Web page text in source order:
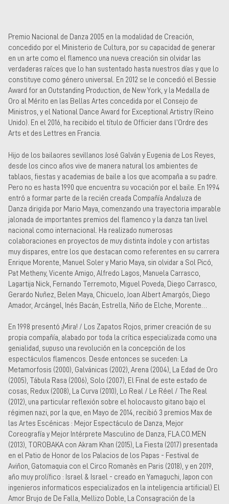
Premio Nacional de Danza 2005 en la modalidad de Creación,
concedido por el Ministerio de Cultura, por su capacidad de generar
en un arte como el flamenco una nueva creación sin olvidar las
verdaderas raíces que lo han sustentado hasta nuestros días y que lo
constituye como género universal. En 2012 se le concedió el Bessie
Award for an Outstanding Production, de New York, y la Medalla de
Oro al Mérito en las Bellas Artes concedida por el Consejo de
Ministros, y el National Dance Award for Exceptional Artistry (Reino
Unido). En el 2016, ha recibido el título de Officier dans l’Ordre des
Arts et des Lettres en Francia.
Hijo de los bailaores sevillanos José Galván y Eugenia de Los Reyes,
desde los cinco años vive de manera natural los ambientes de
tablaos, fiestas y academias de baile a los que acompaña a su padre.
Pero no es hasta 1990 que encuentra su vocación por el baile. En 1994
entró a formar parte de la recién creada Compañía Andaluza de
Danza dirigida por Mario Maya, comenzando una trayectoria imparable
jalonada de importantes premios del flamenco y la danza tan livel
nacional como internacional. Ha realizado numerosas
colaboraciones en proyectos de muy distinta índole y con artistas
muy dispares, entre los que destacan como referentes en su carrera
Enrique Morente, Manuel Soler y Mario Maya, sin olvidar a Sol Picó,
Pat Metheny, Vicente Amigo, Alfredo Lagos, Manuela Carrasco,
Lagartija Nick, Fernando Terremoto, Miguel Poveda, Diego Carrasco,
Gerardo Nuñez, Belen Maya, Chicuelo, Joan Albert Amargós, Diego
Amador, Arcángel, Inés Bacán, Estrella, Niño de Elche, Morente…
En 1998 presentó ¡Mira! / Los Zapatos Rojos, primer creación de su
propia compañía, alabado por toda la crítica especializada como una
genialidad, supuso una revolución en la concepción de los
espectáculos flamencos. Desde entonces se suceden: La
Metamorfosis (2000), Galvánicas (2002), Arena (2004), La Edad de Oro
(2005), Tábula Rasa (2006), Solo (2007), El Final de este estado de
cosas, Redux (2008), La Curva (2010), Lo Real / Le Réel / The Real
(2012), una particular reflexión sobre el holocausto gitano bajo el
régimen nazi, por la que, en Mayo de 2014, recibió 3 premios Max de
las Artes Escénicas : Mejor Espectáculo de Danza, Mejor
Coreografía y Mejor Intérprete Masculino de Danza, FLA.CO.MEN
(2013), TOROBAKA con Akram Khan (2015), La Fiesta (2017) presentada
en el Patio de Honor de los Palacios de los Papas - Festival de
Aviñon, Gatomaquia con el Circo Romanès en Paris (2018), y en 2019,
año muy prolífico : Israel & Israel - creado en Yamaguchi, Japon con
ingenieros informaticos especializados en la inteligencia artificial) El
Amor Brujo de De Falla, Mellizo Doble, La Consagración de la